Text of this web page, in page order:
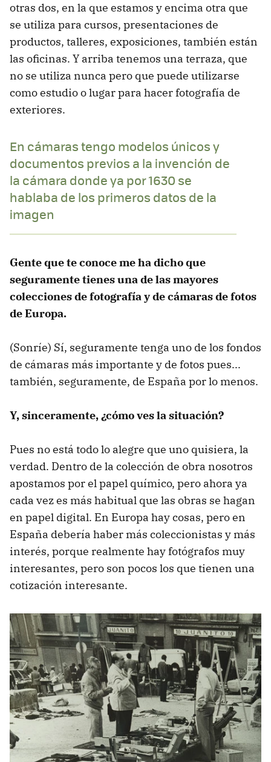
otras dos, en la que estamos y encima otra que
se utiliza para cursos, presentaciones de
productos, talleres, exposiciones, también están
las oficinas. Y arriba tenemos una terraza, que
no se utiliza nunca pero que puede utilizarse
como estudio o lugar para hacer fotografía de
exteriores.
En cámaras tengo modelos únicos y
documentos previos a la invención de
la cámara donde ya por 1630 se
hablaba de los primeros datos de la
imagen
Gente que te conoce me ha dicho que
seguramente tienes una de las mayores
colecciones de fotografía y de cámaras de fotos
de Europa.
(Sonríe) Sí, seguramente tenga uno de los fondos
de cámaras más importante y de fotos pues...
también, seguramente, de España por lo menos.
Y, sinceramente, ¿cómo ves la situación?
Pues no está todo lo alegre que uno quisiera, la
verdad. Dentro de la colección de obra nosotros
apostamos por el papel químico, pero ahora ya
cada vez es más habitual que las obras se hagan
en papel digital. En Europa hay cosas, pero en
España debería haber más coleccionistas y más
interés, porque realmente hay fotógrafos muy
interesantes, pero son pocos los que tienen una
cotización interesante.